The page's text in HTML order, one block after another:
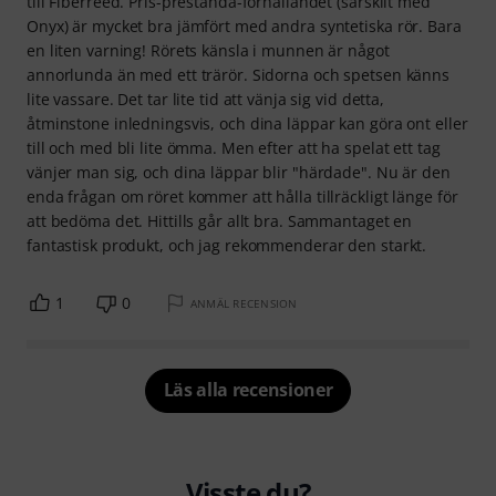
Onyx) är mycket bra jämfört med andra syntetiska rör. Bara
en liten varning! Rörets känsla i munnen är något
annorlunda än med ett trärör. Sidorna och spetsen känns
lite vassare. Det tar lite tid att vänja sig vid detta,
åtminstone inledningsvis, och dina läppar kan göra ont eller
till och med bli lite ömma. Men efter att ha spelat ett tag
vänjer man sig, och dina läppar blir "härdade". Nu är den
enda frågan om röret kommer att hålla tillräckligt länge för
att bedöma det. Hittills går allt bra. Sammantaget en
fantastisk produkt, och jag rekommenderar den starkt.
1 0 ANMÄL RECENSION
Läs alla recensioner